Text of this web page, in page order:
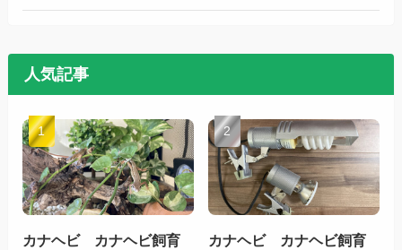
人気記事
カナヘビ カナヘビ飼育
カナヘビ カナヘビ飼育